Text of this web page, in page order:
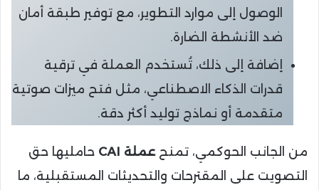
الوصول إلى موارد التطوير، مع توفير طبقة أمان
ضد الأنشطة الضارة.
إضافة إلى ذلك، تُستخدم العملة في ترقية
قدرات الذكاء الاصطناعي، مثل فتح ميزات صوتية
متقدمة أو نماذج توليد أكثر دقة.
من الجانب الحوكمي، تمنحعملة CAI
حامليها حق
التصويت على المقترحات والتحديثات المستقبلية، ما